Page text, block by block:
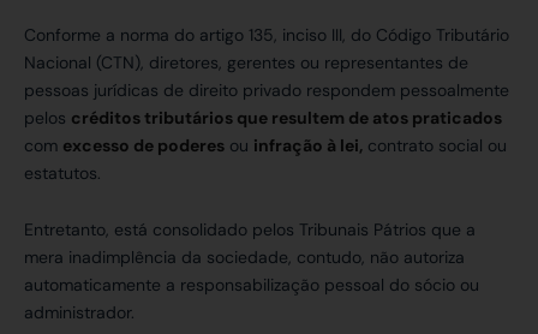
Conforme a norma do artigo 135, inciso III, do Código Tributário
Nacional (CTN), diretores, gerentes ou representantes de
pessoas jurídicas de direito privado respondem pessoalmente
pelos créditos tributários que resultem de atos praticados
com excesso de poderes ou infração à lei, contrato social ou
estatutos.
Entretanto, está consolidado pelos Tribunais Pátrios que a
mera inadimplência da sociedade, contudo, não autoriza
automaticamente a responsabilização pessoal do sócio ou
administrador.